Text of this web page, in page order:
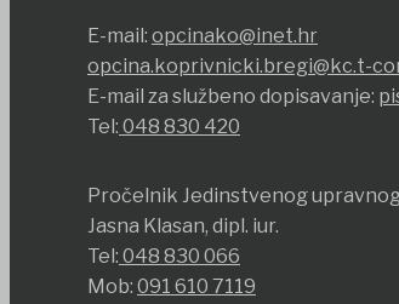
E-mail: opcinako@inet.hr
opcina.koprivnicki.bregi@kc.t-
E-mail za službeno dopisavanje:
Tel: 048 830 420
Pročelnik Jedinstvenog
Jasna Klasan, dipl. iur.
Tel: 048 830 066
Mob: 091 610 7119